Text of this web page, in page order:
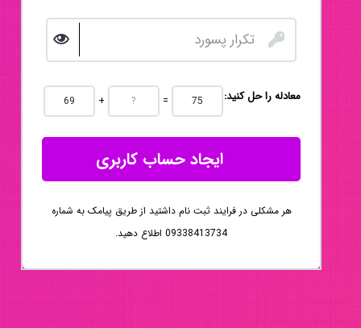
:معادله را حل کنید + =
ایجاد حساب کاربری
هر مشکلی در فرایند ثبت نام داشتید از طریق پیامک به شماره
09338413734 اطلاع دهید.